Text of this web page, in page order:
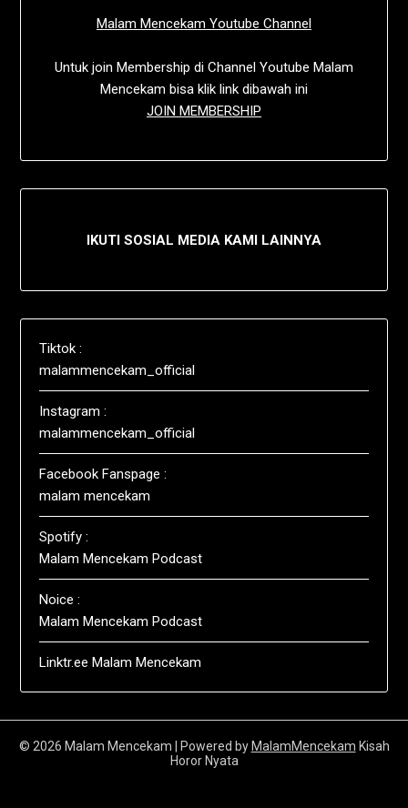
Malam Mencekam Youtube Channel
Untuk join Membership di Channel Youtube Malam
Mencekam bisa klik link dibawah ini
JOIN MEMBERSHIP
IKUTI SOSIAL MEDIA KAMI LAINNYA
Tiktok :
malammencekam_official
Instagram :
malammencekam_official
Facebook Fanspage :
malam mencekam
Spotify :
Malam Mencekam Podcast
Noice :
Malam Mencekam Podcast
Linktr.ee Malam Mencekam
© 2026 Malam Mencekam | Powered by MalamMencekam Kisah
Horor Nyata